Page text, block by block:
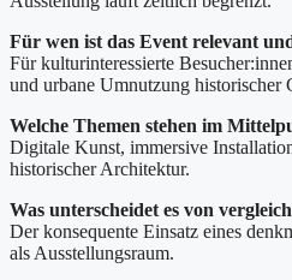
Für wen ist das Event relevant
Für kulturinteressierte
und urbane Umnutzung historischer
Welche Themen stehen im
Digitale Kunst, immersive
historischer Architektur.
Was unterscheidet es von
Der konsequente Einsatz eines
als Ausstellungsraum.